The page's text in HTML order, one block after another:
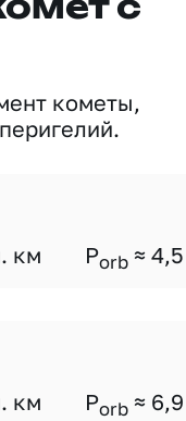
с
кометы,
км Porb ≈ 4,5
км Porb ≈ 6,9